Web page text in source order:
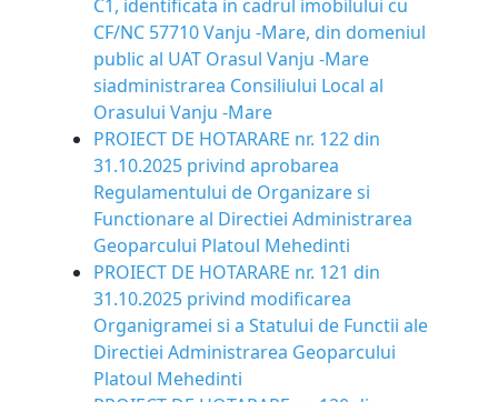
C1, identificata in cadrul imobilului cu
CF/NC 57710 Vanju -Mare, din domeniul
public al UAT Orasul Vanju -Mare
siadministrarea Consiliului Local al
Orasului Vanju -Mare
PROIECT DE HOTARARE nr. 122 din
31.10.2025 privind aprobarea
Regulamentului de Organizare si
Functionare al Directiei Administrarea
Geoparcului Platoul Mehedinti
PROIECT DE HOTARARE nr. 121 din
31.10.2025 privind modificarea
Organigramei si a Statului de Functii ale
Directiei Administrarea Geoparcului
Platoul Mehedinti